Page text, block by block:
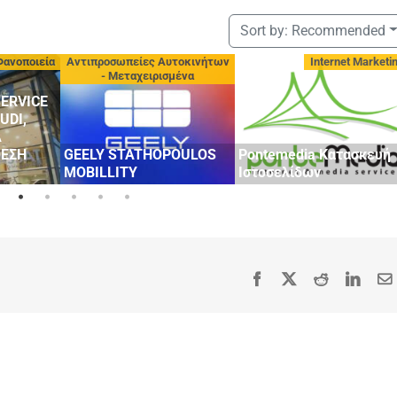
Sort by: Recommended
Αντιπροσωπείες Αυτοκινήτων
- Μεταχειρισμένα
GEELY STATHOPOULOS
MOBILLITY
Internet
Pontemedia Κατασκευή
Ιστοσελίδων
Facebook Reddit